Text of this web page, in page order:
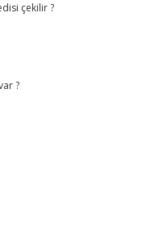
çekilir ?
?